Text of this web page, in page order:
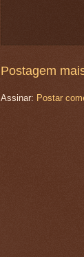
Postagem
Assinar: Postar